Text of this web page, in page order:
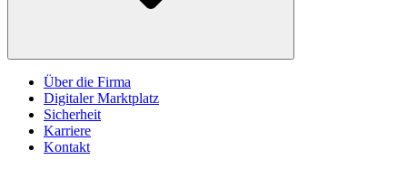
Über die Firma
Digitaler Marktplatz
Sicherheit
Karriere
Kontakt